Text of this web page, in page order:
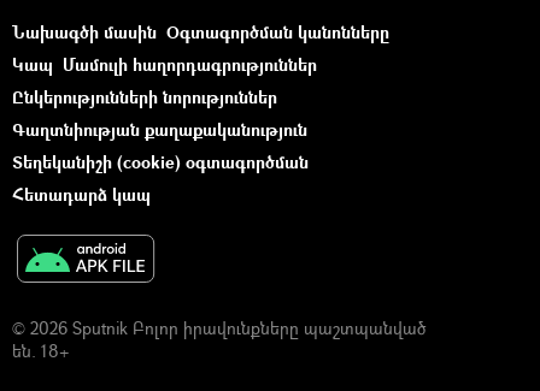
Նախագծի մասին Օգտագործման կանոնները
Կապ Մամուլի հաղորդագրություններ
Ընկերությունների նորություններ
Գաղտնիության քաղաքականություն
Տեղեկանիշի (cookie) օգտագործման
Հետադարձ կապ
© 2026 Sputnik Բոլոր իրավունքները պաշտպանված
են. 18+